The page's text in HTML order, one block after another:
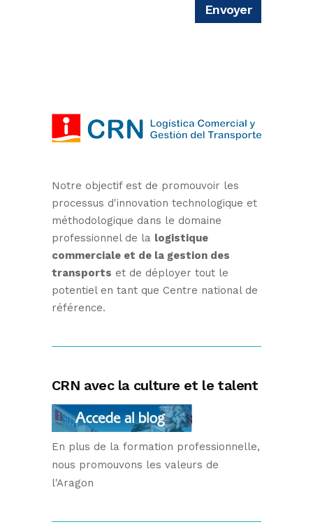
Notre objectif est de promouvoir les
processus d'innovation technologique et
méthodologique dans le domaine
professionnel de la logistique
commerciale et de la gestion des
transports et de déployer tout le
potentiel en tant que Centre national de
référence.
CRN avec la culture et le talent
En plus de la formation professionnelle,
nous promouvons les valeurs de
l'Aragon